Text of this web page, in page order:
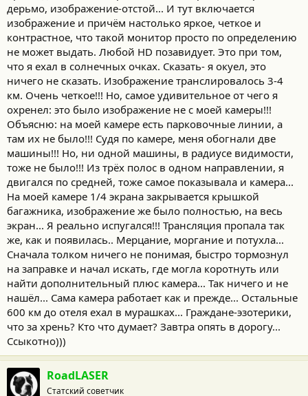
дерьмо, изображение-отстой... И тут включается
изображение и причём настолько яркое, четкое и
контрастное, что такой монитор просто по определению
не может выдать. Любой HD позавидует. Это при том,
что я ехал в солнечных очках. Сказать- я окуел, это
ничего не сказать. Изображение транслировалось 3-4
км. Очень четкое!!! Но, самое удивительное от чего я
охренел: это было изображение не с моей камеры!!!
Объясню: на моей камере есть парковочные линии, а
там их не было!!! Судя по камере, меня обогнали две
машины!!! Но, ни одной машины, в радиусе видимости,
тоже не было!!! Из трёх полос в одном направлении, я
двигался по средней, тоже самое показывала и камера...
На моей камере 1/4 экрана закрывается крышкой
багажника, изображение же было полностью, на весь
экран... Я реально испугался!!! Трансляция пропала так
же, как и появилась.. Мерцание, моргание и потухла...
Сначала толком ничего не понимая, быстро тормознул
на заправке и начал искать, где могла коротнуть или
найти дополнительный плюс камера... Так ничего и не
нашёл... Сама камера работает как и прежде... Остальные
600 км до отеля ехал в мурашках... Граждане-эзотерики,
что за хрень? Кто что думает? Завтра опять в дорогу...
Ссыкотно)))
RoadLASER
Статский советчик